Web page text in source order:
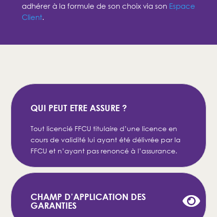
adhérer à la formule de son choix via son Espace
Client.
QUI PEUT ETRE ASSURE ?
Tout licencié FFCU titulaire d’une licence en
cours de validité lui ayant été délivrée par la
FFCU et n’ayant pas renoncé à l’assurance.
CHAMP D’APPLICATION DES
GARANTIES